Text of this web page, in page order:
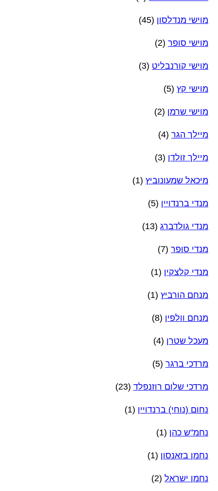
מוישי מנדלסון (45)
מוישי סופר (2)
מוישי קורנבליט (3)
מוישי קץ (5)
מוישי שרמן (2)
מיילך הגר (4)
מיילך זולדן (3)
מיכאל שמעונוביץ (1)
מנדי ברנדויין (5)
מנדי גולדברג (13)
מנדי סופר (7)
מנדי קלצקין (1)
מנחם הורביץ (1)
מנחם וולפין (8)
מעכל שטרן (4)
מרדכי ברגר (5)
מרדכי שלום רוזנפלד (23)
נחום (נוחי) ברנדויין (1)
נחמ"ש כהן (1)
נחמן בזאנסון (1)
נחמן ישראל (2)